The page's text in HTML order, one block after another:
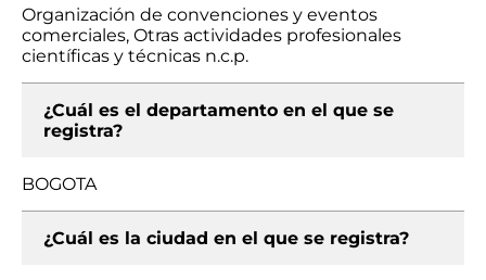
Organización de convenciones y eventos
comerciales, Otras actividades profesionales
científicas y técnicas n.c.p.
¿Cuál es el departamento en el que se
registra?
BOGOTA
¿Cuál es la ciudad en el que se registra?